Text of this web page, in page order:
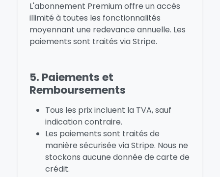
L'abonnement Premium offre un accès
illimité à toutes les fonctionnalités
moyennant une redevance annuelle. Les
paiements sont traités via Stripe.
5. Paiements et
Remboursements
Tous les prix incluent la TVA, sauf
indication contraire.
Les paiements sont traités de
manière sécurisée via Stripe. Nous ne
stockons aucune donnée de carte de
crédit.